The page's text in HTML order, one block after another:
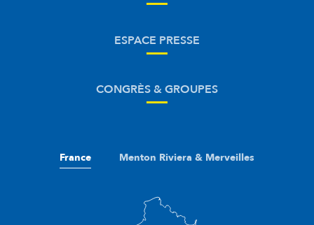
ESPACE PRESSE
CONGRÈS & GROUPES
France Menton Riviera & Merveilles